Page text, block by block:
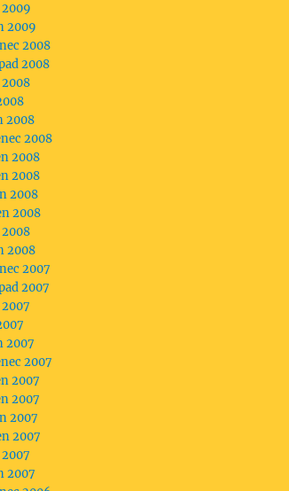
2009
2008
2008
2008
2008
2008
2008
2008
2008
2008
2007
2007
2007
2007
2007
2007
2007
2007
2007